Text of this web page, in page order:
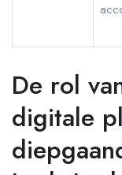
De rol
digitale